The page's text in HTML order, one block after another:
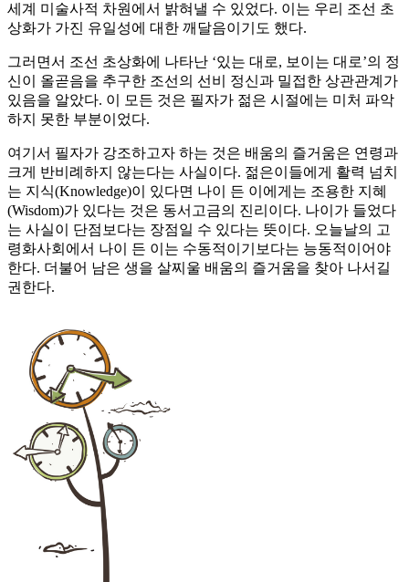
세계 미술사적 차원에서 밝혀낼 수 있었다. 이는 우리 조선 초
상화가 가진 유일성에 대한 깨달음이기도 했다.
그러면서 조선 초상화에 나타난 ‘있는 대로, 보이는 대로’의 정
신이 올곧음을 추구한 조선의 선비 정신과 밀접한 상관관계가
있음을 알았다. 이 모든 것은 필자가 젊은 시절에는 미처 파악
하지 못한 부분이었다.
여기서 필자가 강조하고자 하는 것은 배움의 즐거움은 연령과
크게 반비례하지 않는다는 사실이다. 젊은이들에게 활력 넘치
는 지식(Knowledge)이 있다면 나이 든 이에게는 조용한 지혜
(Wisdom)가 있다는 것은 동서고금의 진리이다. 나이가 들었다
는 사실이 단점보다는 장점일 수 있다는 뜻이다. 오늘날의 고
령화사회에서 나이 든 이는 수동적이기보다는 능동적이어야
한다. 더불어 남은 생을 살찌울 배움의 즐거움을 찾아 나서길
권한다.